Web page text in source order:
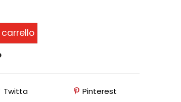
Twitta Pinterest